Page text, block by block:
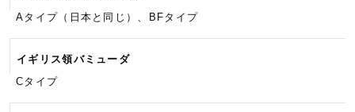
Aタイプ（日本と同じ）、BFタイプ
イギリス領バミューダ
Cタイプ